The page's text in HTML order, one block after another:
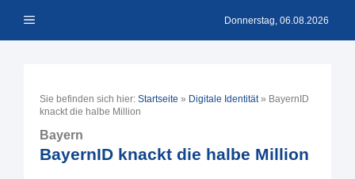
Inhalt Menü Donnerstag, 06.08.2026
Sie befinden sich hier: Startseite » Digitale Identität» BayernID
knackt die halbe Million
Bayern
BayernID knackt die halbe Million